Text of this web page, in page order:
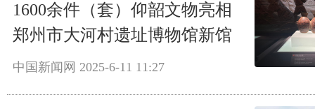
1600余件（套）仰韶文物亮相
郑州市大河村遗址博物馆新馆
中国新闻网 2025-6-11 11:27